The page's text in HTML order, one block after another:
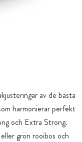
av de bästa
harmonierar perfekt
och Extra Strong.
grön rooibos och